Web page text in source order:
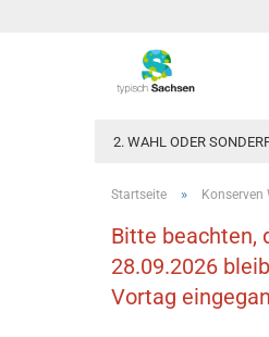
2. WAHL ODER
Startseite » Konserven
Bitte beachten,
28.09.2026
Vortag